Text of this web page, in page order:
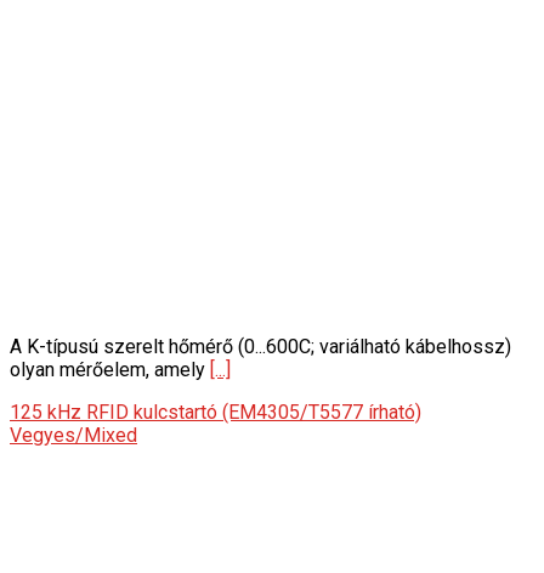
A K-típusú szerelt hőmérő (0...600C; variálható kábelhossz)
olyan mérőelem, amely [...]
125 kHz RFID kulcstartó (EM4305/T5577 írható)
Vegyes/Mixed